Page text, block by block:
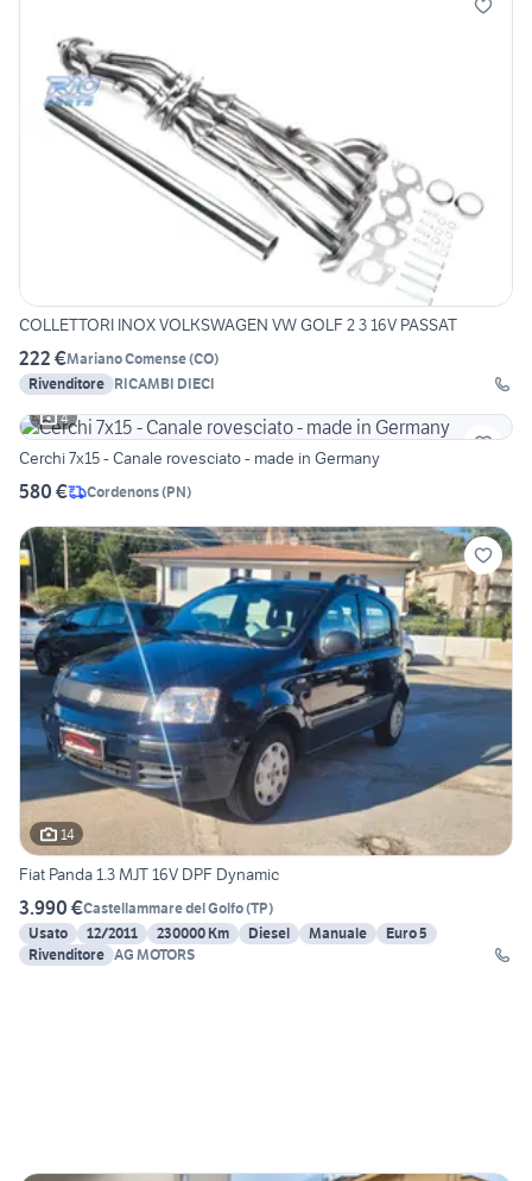
COLLETTORI INOX VOLKSWAGEN VW GOLF 2 3 16V PASSAT
222 €Mariano Comense(CO)
Rivenditore RICAMBI DIECI
4
Cerchi 7x15 - Canale rovesciato - made in Germany
580 € Cordenons(PN)
14
Fiat Panda 1.3 MJT 16V DPF Dynamic
3.990 €Castellammare del Golfo(TP)
Usato
12/2011 230000 Km Diesel Manuale
Euro 5
Rivenditore AG MOTORS